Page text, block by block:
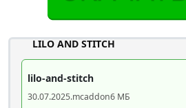
LILO AND STITCH
lilo-and-stitch
30.07.2025.mcaddon6 МБ